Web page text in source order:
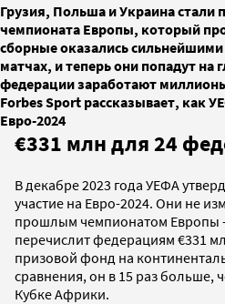
Грузия, Польша и Украина стали
чемпионата Европы, который
сборные оказались сильнейшими
матчах, и теперь они попадут на
федерации заработают
Forbes Sport рассказывает, как
Евро-2024
€331 млн для 24
В декабре 2023 года УЕФА
участие на Евро-2024. Они не
прошлым чемпионатом Европы
перечислит федерациям €331
призовой фонд на
сравнения, он в 15 раз больше,
Кубке Африки.